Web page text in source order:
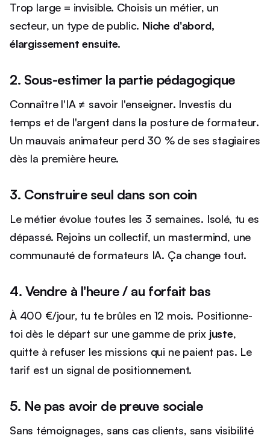
Trop large = invisible. Choisis un métier, un
secteur, un type de public. Niche d'abord,
élargissement ensuite.
2. Sous-estimer la partie pédagogique
Connaître l'IA ≠ savoir l'enseigner. Investis du
temps et de l'argent dans la posture de formateur.
Un mauvais animateur perd 30 % de ses stagiaires
dès la première heure.
3. Construire seul dans son coin
Le métier évolue toutes les 3 semaines. Isolé, tu es
dépassé. Rejoins un collectif, un mastermind, une
communauté de formateurs IA. Ça change tout.
4. Vendre à l'heure / au forfait bas
À 400 €/jour, tu te brûles en 12 mois. Positionne-
toi dès le départ sur une gamme de prix juste,
quitte à refuser les missions qui ne paient pas. Le
tarif est un signal de positionnement.
5. Ne pas avoir de preuve sociale
Sans témoignages, sans cas clients, sans visibilité